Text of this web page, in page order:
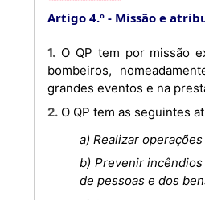
Artigo 4.º Missão e
1. O QP tem por missão executar todas as tarefas operacionais consignadas no âmbito da protecção civil e
bombeiros,
grandes eventos e na
2. O QP tem as seguintes
a) Realizar
b) Prevenir
de pessoas e dos